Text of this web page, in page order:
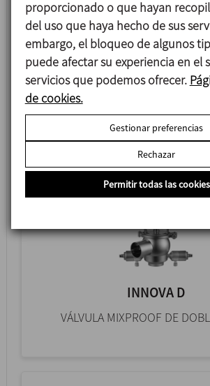
INNOVA F
VÁLVULA DE SIMPLE ASIENTO DE
TANQUE
INNOVA D
VÁLVULA MIXPROOF DE
proporcionado o que hayan
del uso que haya hecho de sus
embargo, el bloqueo de algunos
puede afectar su experiencia en el
servicios que podemos ofrecer.
de cookies.
Gestionar preferencias
Rechazar
Permitir todas las cookies